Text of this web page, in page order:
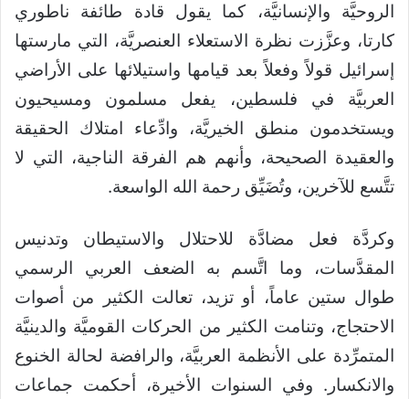
الروحيَّة والإنسانيَّة، كما يقول قادة طائفة ناطوري
كارتا، وعزَّزت نظرة الاستعلاء العنصريَّة، التي مارستها
إسرائيل قولاً وفعلاً بعد قيامها واستيلائها على الأراضي
العربيَّة في فلسطين، يفعل مسلمون ومسيحيون
ويستخدمون منطق الخيريَّة، وادِّعاء امتلاك الحقيقة
والعقيدة الصحيحة، وأنهم هم الفرقة الناجية، التي لا
تتَّسع للآخرين، وتُضَيِّق رحمة الله الواسعة.
وكردَّة فعل مضادَّة للاحتلال والاستيطان وتدنيس
المقدَّسات، وما اتَّسم به الضعف العربي الرسمي
طوال ستين عاماً، أو تزيد، تعالت الكثير من أصوات
الاحتجاج، وتنامت الكثير من الحركات القوميَّة والدينيَّة
المتمرِّدة على الأنظمة العربيَّة، والرافضة لحالة الخنوع
والانكسار. وفي السنوات الأخيرة، أحكمت جماعات